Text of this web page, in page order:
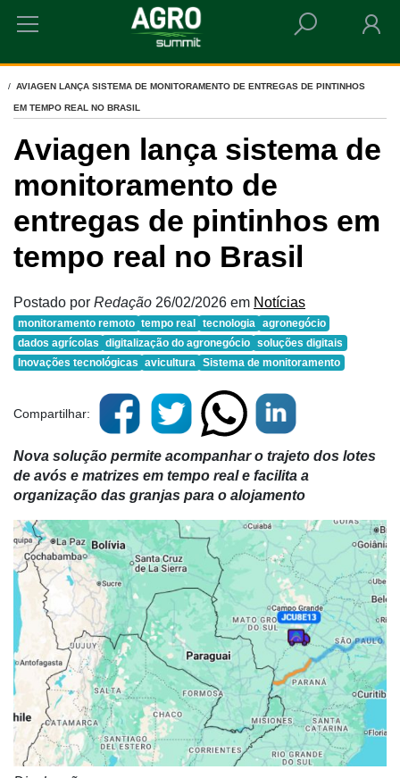
HOME
AVIAGEN LANÇA SISTEMA DE MONITORAMENTO DE ENTREGAS DE PINTINHOS
EM TEMPO REAL NO BRASIL
Aviagen lança sistema de
monitoramento de
entregas de pintinhos em
tempo real no Brasil
Postado por Redação 26/02/2026 em Notícias
monitoramento remoto tempo real tecnologia agronegócio
dados agrícolas digitalização do agronegócio soluções digitais
Inovações tecnológicas avicultura Sistema de monitoramento
Compartilhar:
Nova solução permite acompanhar o trajeto dos lotes
de avós e matrizes em tempo real e facilita a
organização das granjas para o alojamento